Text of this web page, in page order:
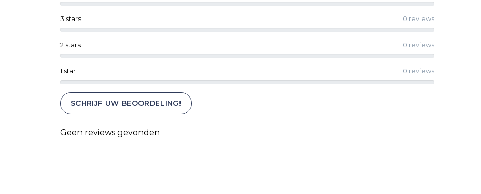
1 star 0 reviews
2 stars 0 reviews
3 stars 0 reviews
SCHRIJF UW BEOORDELING!
Geen reviews gevonden